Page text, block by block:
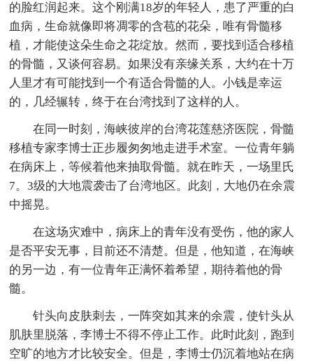
的脸红润起来。这个刚满18岁的年轻人，患了严重的白
血病，生命就像即将凋零的含苞的花朵，唯有骨髓移
植，才能使这朵生命之花绽放。然而，要找到适合移植
的骨髓，又谈何容易。如果没有亲缘关系，大约在十万
人里才有可能找到一个有适合骨髓的人。小钱是幸运
的，几经辗转，终于在台湾找到了这样的人。
在同一时刻，海峡彼岸的台湾花莲慈济医院，骨髓
移植专家李博士正步履匆匆地走进手术室。一位青年躺
在病床上，等候着他来抽取骨髓。就在昨天，一场里氏
7。3级的大地震袭击了台湾地区。此刻，大地仍在余震
中摇晃。
在这场灾难中，病床上的青年没有受伤，他的家人
是否平安无事，目前还不清楚。但是，他知道，在海峡
的另一边，有一位青年正满怀着希望，期待着他的骨
髓。
针头向皮肤刺去，一阵突如其来的余震，使针头从
肌肤里脱落，李博士不得不停止工作。此时此刻，跑到
空旷的地方才比较安全。但是，李博士仍沉着地站在病